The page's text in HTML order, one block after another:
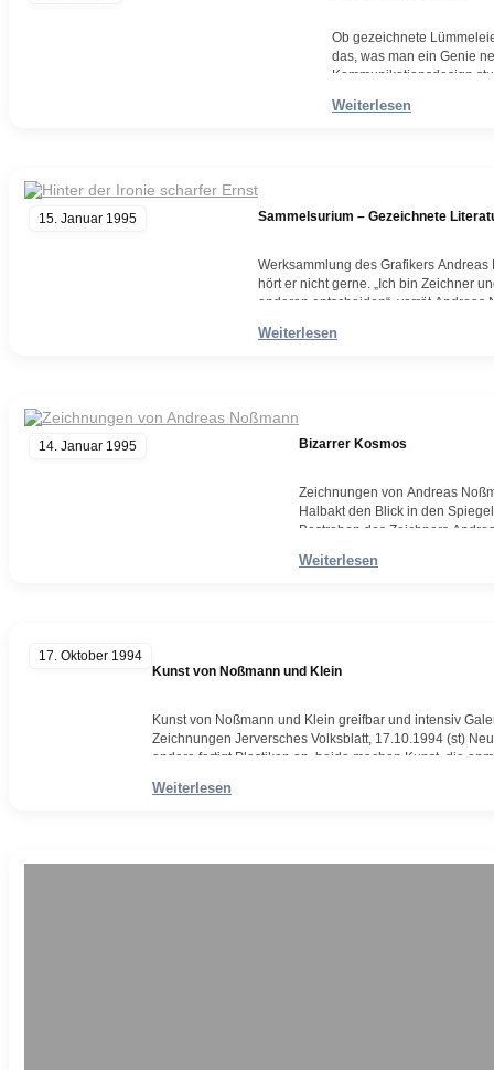
Ob gezeichnete
das, was man ein Genie
Kommunikationsdesign
Berg…
Weiterlesen
15. Januar 1995 Sammelsurium – Gezeichnete
Werksammlung des Grafikers
hört er nicht gerne. „Ich bin Zeichner
anderen entscheiden“, verrät Andreas
Weiterlesen
Weiterlesen
14. Januar 1995 Bizarrer Kosmos
Zeichnungen von Andreas
Halbakt den Blick in den
Bestreben des Zeichners
Weiterlesen
Weiterlesen
17. Oktober 1994
Kunst von Noßmann und Klein
Kunst von Noßmann und Klein greifbar und intensiv
Zeichnungen Jerversches Volksblatt, 17.10.1994 (st)
andere fertigt Plastiken an, beide machen Kunst, die
Weiterlesen
Weiterlesen